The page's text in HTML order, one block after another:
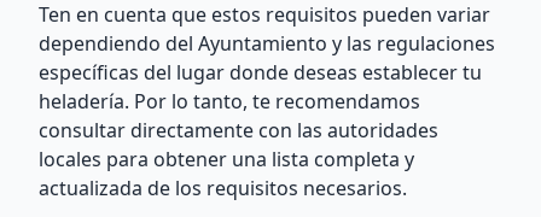
Ten en cuenta que estos requisitos pueden variar
dependiendo del Ayuntamiento y las regulaciones
específicas del lugar donde deseas establecer tu
heladería. Por lo tanto, te recomendamos
consultar directamente con las autoridades
locales para obtener una lista completa y
actualizada de los requisitos necesarios.